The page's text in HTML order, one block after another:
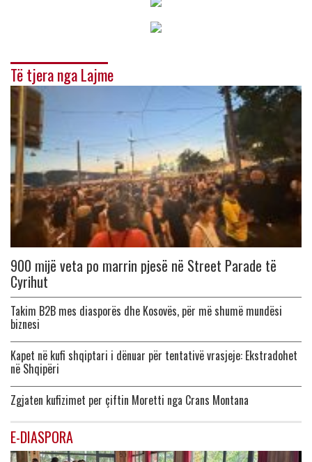
Të tjera nga Lajme
900 mijë veta po marrin pjesë në Street Parade të
Cyrihut
Takim B2B mes diasporës dhe Kosovës, për më shumë mundësi
biznesi
Kapet në kufi shqiptari i dënuar për tentativë vrasjeje: Ekstradohet
në Shqipëri
Zgjaten kufizimet per çiftin Moretti nga Crans Montana
E-DIASPORA